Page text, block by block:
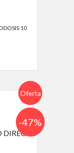
10
Oferta
-47%